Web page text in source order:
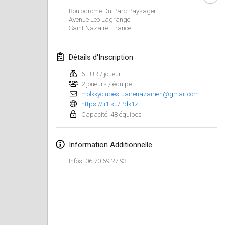
Boulodrome Du Parc Paysager
Avenue Leo Lagrange
Saint Nazaire, France
Détails d'Inscription
6 EUR / joueur
2 joueurs / équipe
molkkyclubestuairenazairien@gmail.com
https://ii1.su/Pdk1z
Capacité: 48 équipes
Information Additionnelle
Infos: 06 70 69 27 93
février 2023
4 févr. 2023| France
SingeliDuppeli
4 févr. 2023|Finlande
Indoor de la CASAS